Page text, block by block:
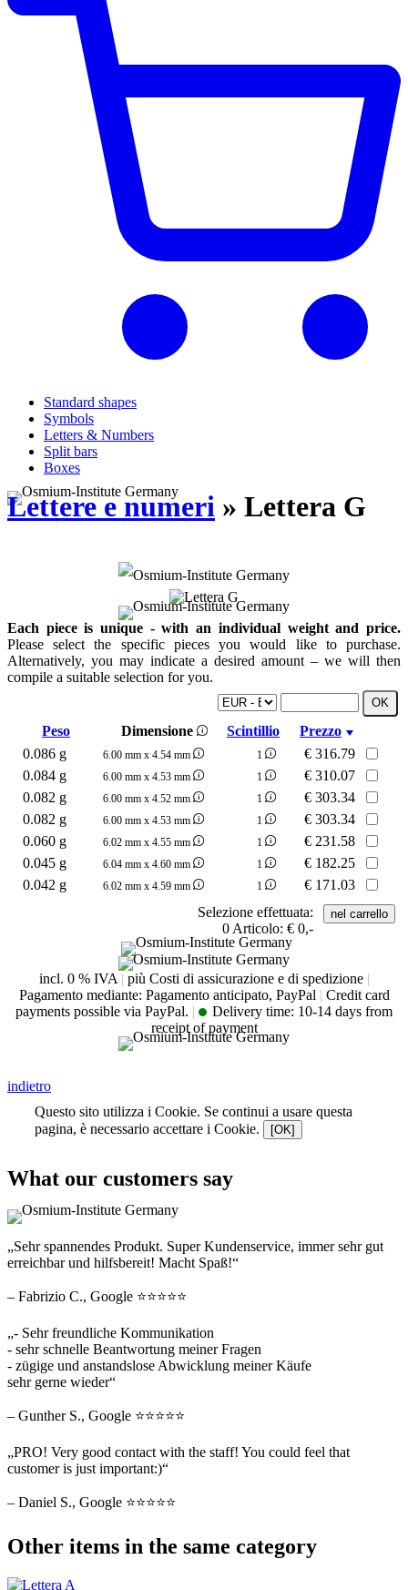
Standard shapes
Symbols
Letters & Numbers
Split bars
Boxes
Lettere e numeri » Lettera G
Each piece is unique - with an individual weight and price.
Please select the specific pieces you would like to purchase.
Alternatively, you may indicate a desired amount – we will then
compile a suitable selection for you.
Peso Dimensione Scintillio
Prezzo
0.086 g
6.00 mm x 4.54 mm 1 € 316.79
0.084 g
6.00 mm x 4.53 mm 1 € 310.07
0.082 g
6.00 mm x 4.52 mm 1 € 303.34
0.082 g
6.00 mm x 4.53 mm 1 € 303.34
0.060 g
6.02 mm x 4.55 mm 1 € 231.58
0.045 g
6.04 mm x 4.60 mm 1 € 182.25
0.042 g
6.02 mm x 4.59 mm 1 € 171.03
Selezione effettuata:
0 Articolo: € 0,-
incl. 0 % IVA | più Costi di assicurazione e di spedizione |
Pagamento mediante: Pagamento anticipato, PayPal | Credit card
payments possible via PayPal. | Delivery time: 10-14 days from
receipt of payment
indietro
Questo sito utilizza i Cookie. Se continui a usare questa
pagina, è necessario accettare i Cookie.
[OK]
What our customers say
„Sehr spannendes Produkt. Super Kundenservice, immer sehr gut
erreichbar und hilfsbereit! Macht Spaß!“
– Fabrizio C., Google ⭐⭐⭐⭐⭐
„- Sehr freundliche Kommunikation
- sehr schnelle Beantwortung meiner Fragen
- zügige und anstandslose Abwicklung meiner Käufe
sehr gerne wieder“
– Gunther S., Google ⭐⭐⭐⭐⭐
„PRO! Very good contact with the staff! You could feel that
customer is just important:)“
– Daniel S., Google ⭐⭐⭐⭐⭐
Other items in the same category